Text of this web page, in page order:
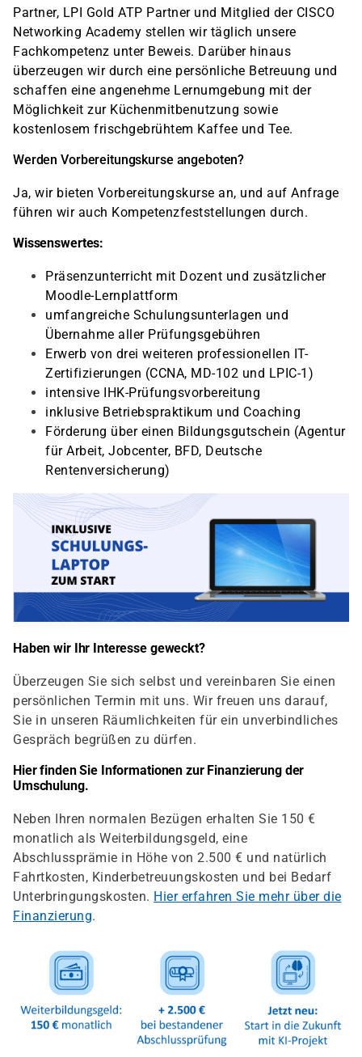
Partner, LPI Gold ATP Partner und Mitglied der CISCO
Networking Academy stellen wir täglich unsere
Fachkompetenz unter Beweis. Darüber hinaus
überzeugen wir durch eine persönliche Betreuung und
schaffen eine angenehme Lernumgebung mit der
Möglichkeit zur Küchenmitbenutzung sowie
kostenlosem frischgebrühtem Kaffee und Tee.
Werden Vorbereitungskurse angeboten?
Ja, wir bieten Vorbereitungskurse an, und auf Anfrage
führen wir auch Kompetenzfeststellungen durch.
Wissenswertes:
Präsenzunterricht mit Dozent und zusätzlicher
Moodle-Lernplattform
umfangreiche Schulungsunterlagen und
Übernahme aller Prüfungsgebühren
Erwerb von drei weiteren professionellen IT-
Zertifizierungen (CCNA, MD-102 und LPIC-1)
intensive IHK-Prüfungsvorbereitung
inklusive Betriebspraktikum und Coaching
Förderung über einen Bildungsgutschein (Agentur
für Arbeit, Jobcenter, BFD, Deutsche
Rentenversicherung)
Haben wir Ihr Interesse geweckt?
Überzeugen Sie sich selbst und vereinbaren Sie einen
persönlichen Termin mit uns. Wir freuen uns darauf,
Sie in unseren Räumlichkeiten für ein unverbindliches
Gespräch begrüßen zu dürfen.
Hier finden Sie Informationen zur Finanzierung der
Umschulung.
Neben Ihren normalen Bezügen erhalten Sie 150 €
monatlich als Weiterbildungsgeld, eine
Abschlussprämie in Höhe von 2.500 € und natürlich
Fahrtkosten, Kinderbetreuungskosten und bei Bedarf
Unterbringungskosten. Hier erfahren Sie mehr über die
Finanzierung.